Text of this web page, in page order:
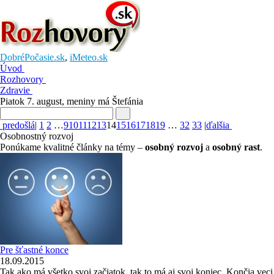
DobréPočasie.sk, iMeteo.sk
Úvod
Rozhovory
Zdravie
Piatok 7. august, meniny má Štefánia
predošlá| 1 2 …910111213141516171819 … 32 33 |ďalšia
Osobnostný rozvoj
Ponúkame kvalitné články na témy – osobný rozvoj a osobný rast.
Pre šťastné konce
18.09.2015
Tak ako má všetko svoj začiatok, tak to má aj svoj koniec. Končia